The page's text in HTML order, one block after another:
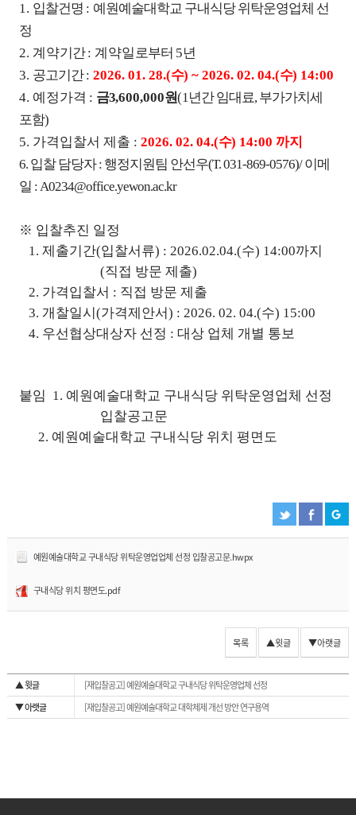
1. 입찰건명 : 예원예술대학교 구내식당 위탁운영업체 선
정
2. 계약기간: 계약일로부터 5년
3. 공고기간: 2026. 01. 28.(수) ~ 2026. 02. 04.(수) 14:00
4. 예정가격 : 금3,600,000원(1년간 임대료, 부가가치세
포함)
5. 가격입찰서 제출 : 2026. 02. 04.(수) 14:00 까지
6. 입찰 담당자 : 행정지원팀 안선우(T. 031-869-0576)/ 이메
일 : A0234@office.yewon.ac.kr
※ 입찰추진 일정
1. 제출기간(입찰서류) : 2026.02.04.(수) 14:00까지
(직접 방문 제출)
2. 가격입찰서 : 직접 방문 제출
3. 개찰일시(가격제안서) : 2026. 02. 04.(수) 15:00
4. 우선협상대상자 선정 : 대상 업체 개별 통보
붙임 1. 예원예술대학교 구내식당 위탁운영업체 선정
입찰공고문
2. 예원예술대학교 구내식당 위치 평면도
예원예술대학교 구내식당 위탁운영업업체 선정 입찰공고문.hwpx
구내식당 위치 평면도.pdf
목록 ▲윗글 ▼아랫글
▲ 윗글
[재입찰공고] 예원예술대학교 구내식당 위탁운영업체 선정
▼ 아랫글
[재입찰공고] 예원예술대학교 대학체제 개선 방안 연구용역